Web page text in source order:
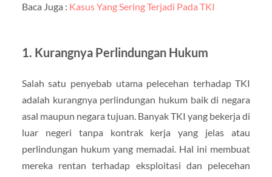
Baca Juga : Kasus Yang Sering Terjadi Pada TKI
1. Kurangnya Perlindungan Hukum
Salah satu penyebab utama pelecehan terhadap TKI
adalah kurangnya perlindungan hukum baik di negara
asal maupun negara tujuan. Banyak TKI yang bekerja di
luar negeri tanpa kontrak kerja yang jelas atau
perlindungan hukum yang memadai. Hal ini membuat
mereka rentan terhadap eksploitasi dan pelecehan